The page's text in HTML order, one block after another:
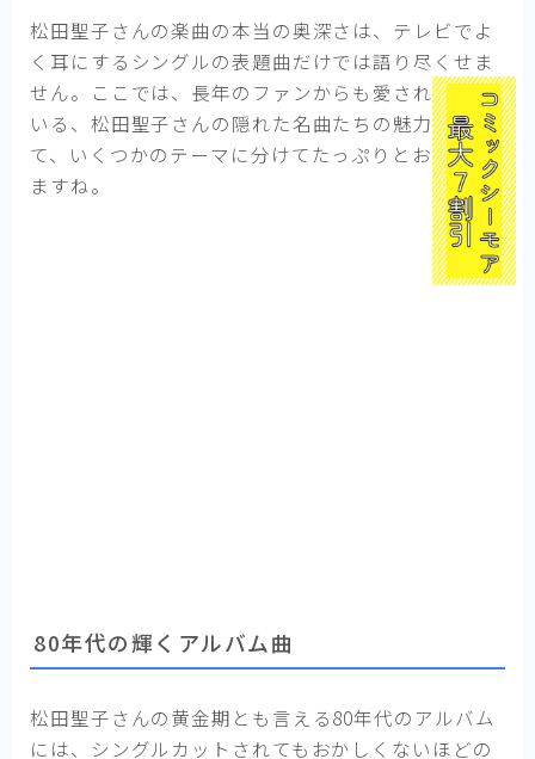
松田聖子さんの楽曲の本当の奥深さは、テレビでよ
く耳にするシングルの表題曲だけでは語り尽くせま
せん。ここでは、長年のファンからも愛され続けて
いる、松田聖子さんの隠れた名曲たちの魅力につい
て、いくつかのテーマに分けてたっぷりとお伝えし
ますね。
80年代の輝くアルバム曲
松田聖子さんの黄金期とも言える80年代のアルバム
には、シングルカットされてもおかしくないほどの